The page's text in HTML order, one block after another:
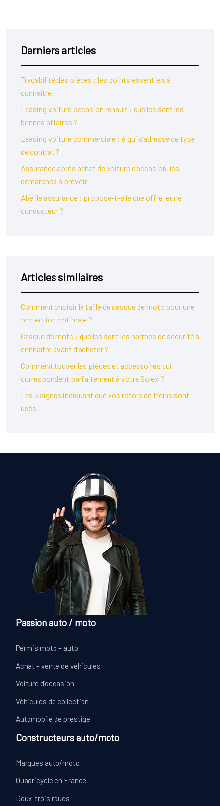
Derniers articles
Traçabilité des pièces : les points essentiels à
connaître
Leasing voiture occasion renault : quelles sont les
bonnes affaires ?
Leasing voiture commerciale : à qui s’adresse ce type
de contrat ?
Assurance après achat de voiture d’occasion, les
démarches à prévoir
Abeille assurance : propose-t-elle une offre jeune
conducteur ?
Articles similaires
Comment choisir la taille de casque de moto pour une
protection optimale ?
Casque de moto : quelles sont les normes de sécurité à
connaître avant d’acheter ?
Comment touver les pièces et accessoires qui
correspondent parfaitement à votre Solex ?
Les 5 signes indiquant que vos rotors de freins sont
usés
Passion auto / moto
Permis moto – auto
Achat – vente de véhicules
Voiture d’occasion
Véhicules de collection
Automobile de prestige
Constructeurs auto/moto
Marques auto/moto
Quadricycle en France
Deux-trois roues